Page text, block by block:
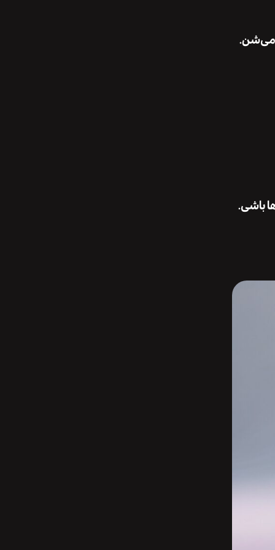
می‌شن.
باشی.